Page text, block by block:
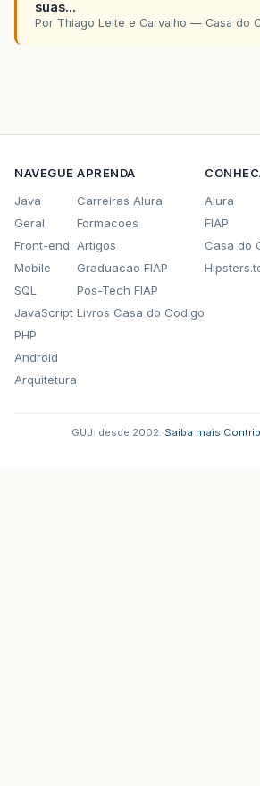
suas...
Por Thiago Leite e Carvalho — Casa do
NAVEGUE
Java
Geral
Front-end
Mobile
SQL
JavaScript
PHP
Android
Arquitetura
APRENDA
Carreiras Alura
Formacoes
Artigos
Graduacao FIAP
Pos-Tech FIAP
Livros Casa do Codigo
Alura
FIAP
Casa do
GUJ: desde 2002. Saiba mais